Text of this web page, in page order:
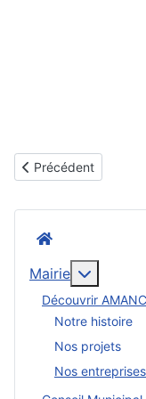
Article précédent :
Précédent
Mairie
Découvrir
Notre histoire
Nos projets
Nos entreprises